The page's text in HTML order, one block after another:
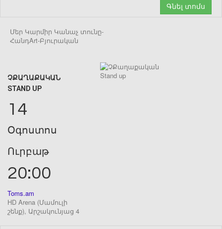
Գնել տոմս
Մեր Կարմիր Կանաչ տունը-
ՀանդArt-Բյուրական
ՉՔԱՂԱՔԱԿԱՆ
STAND UP
14
Օգոստոս
Ուրբաթ
20:00
Toms.am
HD Arena (Մամուլի
շենք), Արշակունյաց 4